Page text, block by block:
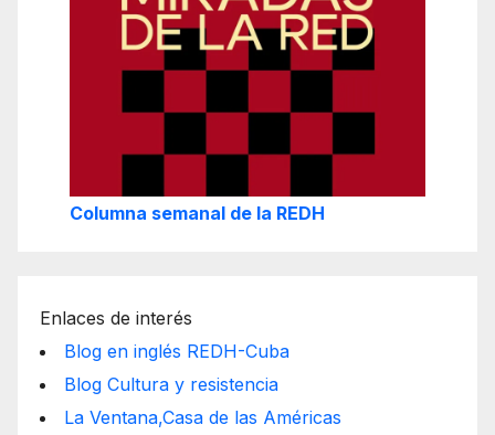
Columna semanal de la REDH
Enlaces de interés
Blog en inglés REDH-Cuba
Blog Cultura y resistencia
La Ventana,Casa de las Américas